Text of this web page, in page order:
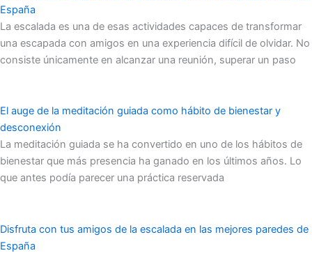
España
La escalada es una de esas actividades capaces de transformar
una escapada con amigos en una experiencia difícil de olvidar. No
consiste únicamente en alcanzar una reunión, superar un paso
El auge de la meditación guiada como hábito de bienestar y
desconexión
La meditación guiada se ha convertido en uno de los hábitos de
bienestar que más presencia ha ganado en los últimos años. Lo
que antes podía parecer una práctica reservada
Disfruta con tus amigos de la escalada en las mejores paredes de
España